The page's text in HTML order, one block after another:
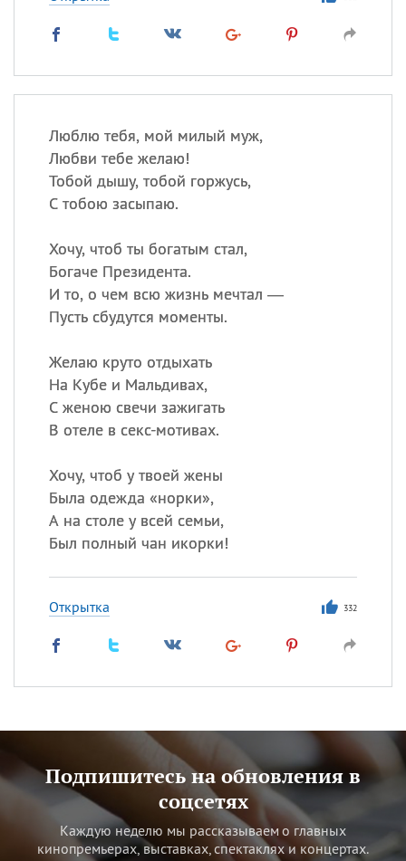
Люблю тебя, мой милый муж,
Любви тебе желаю!
Тобой дышу, тобой горжусь,
С тобою засыпаю.
Хочу, чтоб ты богатым стал,
Богаче Президента.
И то, о чем всю жизнь мечтал —
Пусть сбудутся моменты.
Желаю круто отдыхать
На Кубе и Мальдивах,
С женою свечи зажигать
В отеле в секс-мотивах.
Хочу, чтоб у твоей жены
Была одежда «норки»,
А на столе у всей семьи,
Был полный чан икорки!
Открытка 332
Подпишитесь на обновления в
соцсетях
Каждую неделю мы рассказываем о главных
кинопремьерах, выставках, спектаклях и концертах.